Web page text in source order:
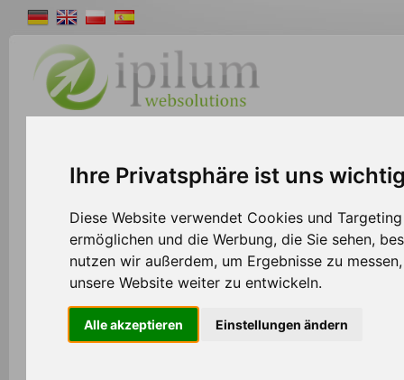
Ihre Privatsphäre ist uns
Diese Website verwendet Cookies und
ermöglichen und die Werbung, die Sie sehen,
nutzen wir außerdem, um Ergebnisse zu
unsere Website weiter zu entwickeln.
Alle akzeptieren Einstellungen ändern
>> Webdesign
Webdesign
Sie benötigen ein neues Firmenlogo, auffällige Werbebanner oder
sogar ein komplettes Webseitenlayout?